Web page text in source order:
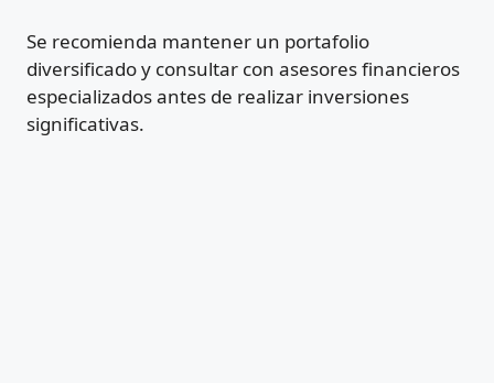
Se recomienda mantener un portafolio
diversificado y consultar con asesores financieros
especializados antes de realizar inversiones
significativas.